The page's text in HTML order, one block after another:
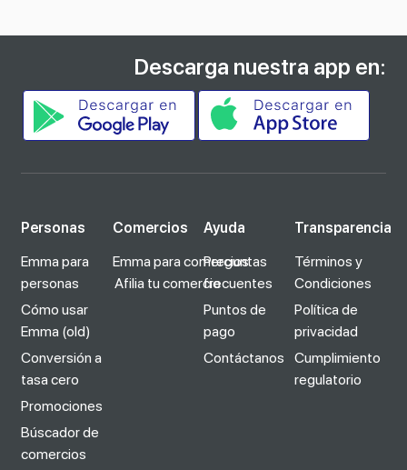
Descarga nuestra app en:
Personas
Emma para
personas
Cómo usar
Emma (old)
Conversión a
tasa cero
Promociones
Búscador de
comercios
Comercios
Emma para comercios
Afilia tu comercio
Ayuda
Preguntas
frecuentes
Puntos de
pago
Contáctanos
Transparencia
Términos y
Condiciones
Política de
privacidad
Cumplimiento
regulatorio